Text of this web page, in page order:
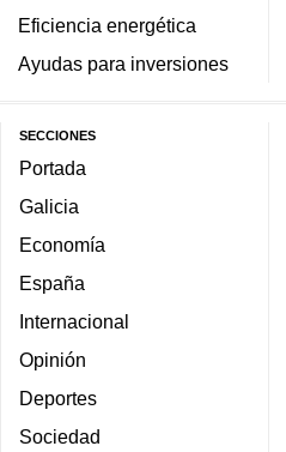
Eficiencia energética
Ayudas para inversiones
SECCIONES
Portada
Galicia
Economía
España
Internacional
Opinión
Deportes
Sociedad